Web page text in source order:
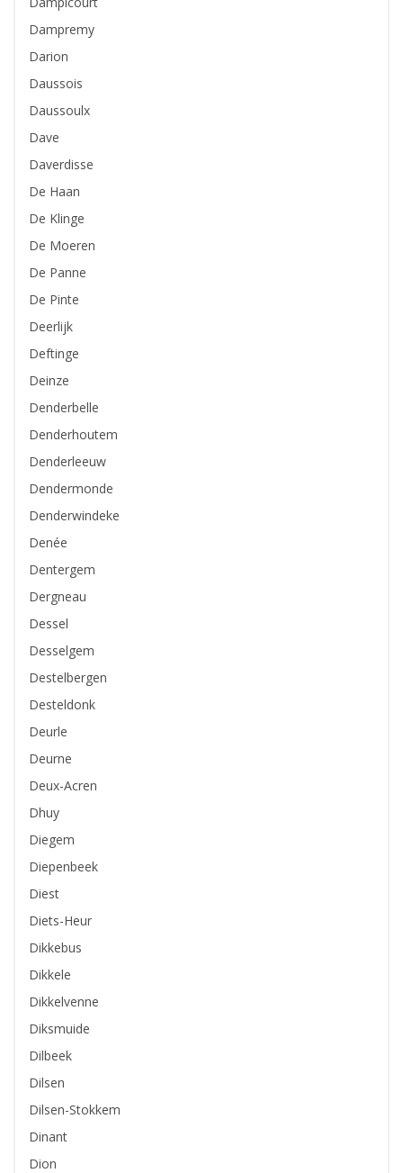
Dampremy
Darion
Daussois
Daussoulx
Dave
Daverdisse
De Haan
De Klinge
De Moeren
De Panne
De Pinte
Deerlijk
Deftinge
Deinze
Denderbelle
Denderhoutem
Denderleeuw
Dendermonde
Denderwindeke
Denée
Dentergem
Dergneau
Dessel
Desselgem
Destelbergen
Desteldonk
Deurle
Deurne
Deux-Acren
Dhuy
Diegem
Diepenbeek
Diest
Diets-Heur
Dikkebus
Dikkele
Dikkelvenne
Diksmuide
Dilbeek
Dilsen
Dilsen-Stokkem
Dinant
Dion